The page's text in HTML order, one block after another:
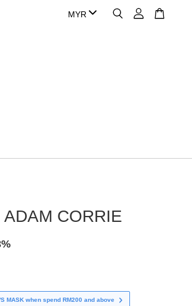
CORRIE
MASK when spend RM200 and above